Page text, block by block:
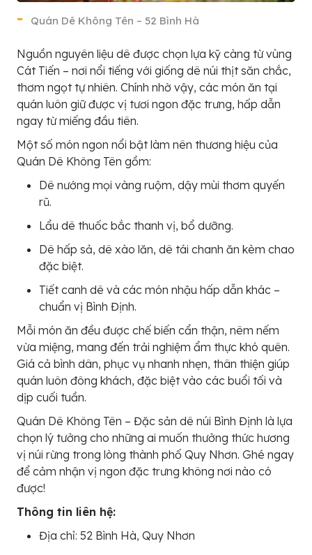
Quán Dê Không Tên – 52 Bình Hà
Nguồn nguyên liệu dê được chọn lựa kỹ càng từ vùng
Cát Tiến – nơi nổi tiếng với giống dê núi thịt săn chắc,
thơm ngọt tự nhiên. Chính nhờ vậy, các món ăn tại
quán luôn giữ được vị tươi ngon đặc trưng, hấp dẫn
ngay từ miếng đầu tiên.
Một số món ngon nổi bật làm nên thương hiệu của
Quán Dê Không Tên gồm:
Dê nướng mọi vàng ruộm, dậy mùi thơm quyến
rũ.
Lẩu dê thuốc bắc thanh vị, bổ dưỡng.
Dê hấp sả, dê xào lăn, dê tái chanh ăn kèm chao
đặc biệt.
Tiết canh dê và các món nhậu hấp dẫn khác –
chuẩn vị Bình Định.
Mỗi món ăn đều được chế biến cẩn thận, nêm nếm
vừa miệng, mang đến trải nghiệm ẩm thực khó quên.
Giá cả bình dân, phục vụ nhanh nhẹn, thân thiện giúp
quán luôn đông khách, đặc biệt vào các buổi tối và
dịp cuối tuần.
Quán Dê Không Tên – Đặc sản dê núi Bình Định là lựa
chọn lý tưởng cho những ai muốn thưởng thức hương
vị núi rừng trong lòng thành phố Quy Nhơn. Ghé ngay
để cảm nhận vị ngon đặc trưng không nơi nào có
được!
Thông tin liên hệ:
Địa chỉ: 52 Bình Hà, Quy Nhơn